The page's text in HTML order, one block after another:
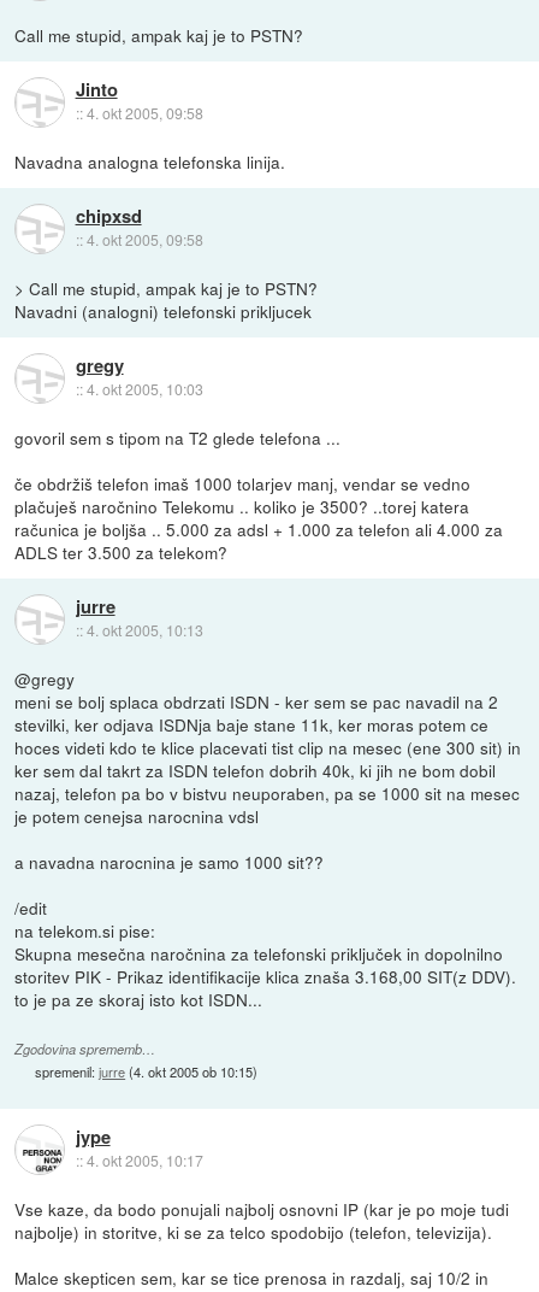
Call me stupid, ampak kaj je to PSTN?
Jinto
::4. okt 2005, 09:58
Navadna analogna telefonska linija.
chipxsd
::4. okt 2005, 09:58
> Call me stupid, ampak kaj je to PSTN?
Navadni (analogni) telefonski prikljucek
gregy
::4. okt 2005, 10:03
govoril sem s tipom na T2 glede telefona ...
če obdržiš telefon imaš 1000 tolarjev manj, vendar se vedno
plačuješ naročnino Telekomu .. koliko je 3500? ..torej katera
računica je boljša .. 5.000 za adsl + 1.000 za telefon ali 4.000 za
ADLS ter 3.500 za telekom?
jurre
::4. okt 2005, 10:13
@gregy
meni se bolj splaca obdrzati ISDN - ker sem se pac navadil na 2
stevilki, ker odjava ISDNja baje stane 11k, ker moras potem ce
hoces videti kdo te klice placevati tist clip na mesec (ene 300 sit) in
ker sem dal takrt za ISDN telefon dobrih 40k, ki jih ne bom dobil
nazaj, telefon pa bo v bistvu neuporaben, pa se 1000 sit na mesec
je potem cenejsa narocnina vdsl
a navadna narocnina je samo 1000 sit??
/edit
na telekom.si pise:
Skupna mesečna naročnina za telefonski priključek in dopolnilno
storitev PIK - Prikaz identifikacije klica znaša 3.168,00 SIT(z DDV).
to je pa ze skoraj isto kot ISDN...
Zgodovina sprememb…
spremenil:jurre(4. okt 2005 ob 10:15)
jype
::4. okt 2005, 10:17
Vse kaze, da bodo ponujali najbolj osnovni IP (kar je po moje tudi
najbolje) in storitve, ki se za telco spodobijo (telefon, televizija).
Malce skepticen sem, kar se tice prenosa in razdalj, saj 10/2 in